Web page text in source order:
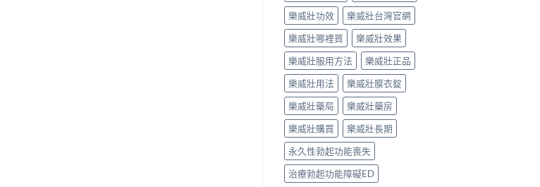
樂威壯功效
樂威壯台灣官網
樂威壯哪裡買
樂威壯效果
樂威壯服用方法
樂威壯正品
樂威壯用法
樂威壯膜衣錠
樂威壯藥局
樂威壯藥房
樂威壯購買
樂威壯長期
永久性勃起功能喪失
治療勃起功能障礙ED